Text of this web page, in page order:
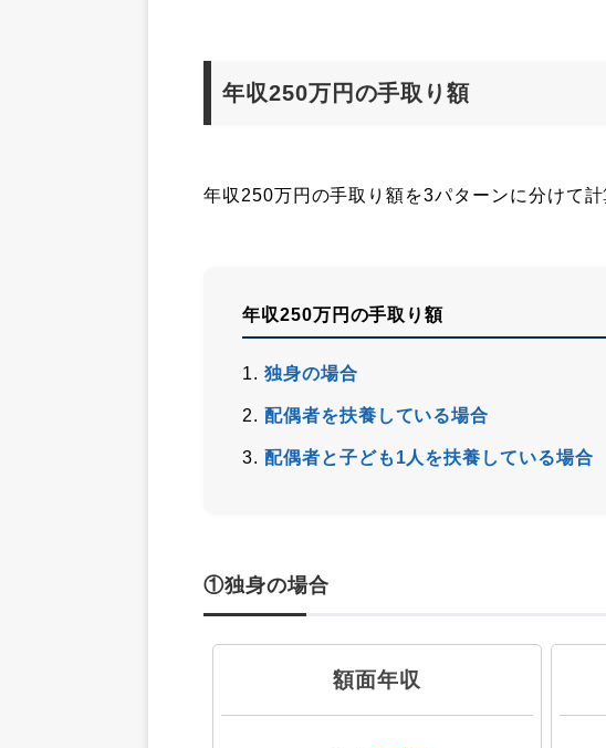
年収250万円の手取り額
年収250万円の手取り額を3パターンに分けて計
年収250万円の手取り額
独身の場合
配偶者を扶養している場合
配偶者と子ども1人を扶養している場合
①独身の場合
額面年収